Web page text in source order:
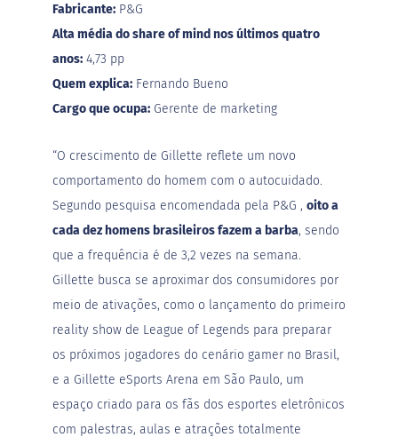
Ofertas
Vendidos
Exclusivos
Linea
Empresas
Fabricante:P&G
Alta média do share of mind nos últimos quatro
anos:4,73 pp
Quem explica:Fernando Bueno
Cargo que ocupa:Gerente de marketing
“O crescimento de Gillette reflete um novo
comportamento do homem com o autocuidado.
Segundo pesquisa encomendada pela P&G , oito a
cada dez homens brasileiros fazem a barba, sendo
que a frequência é de 3,2 vezes na semana.
Gillette busca se aproximar dos consumidores por
meio de ativações, como o lançamento do primeiro
reality show de League of Legends para preparar
os próximos jogadores do cenário gamer no Brasil,
e a Gillette eSports Arena em São Paulo, um
espaço criado para os fãs dos esportes eletrônicos
com palestras, aulas e atrações totalmente